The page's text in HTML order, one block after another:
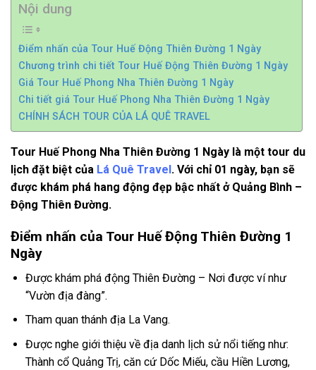
Nội dung
Điểm nhấn của Tour Huế Động Thiên Đường 1 Ngày
Chương trình chi tiết Tour Huế Động Thiên Đường 1 Ngày
Giá Tour Huế Phong Nha Thiên Đường 1 Ngày
Chi tiết giá Tour Huế Phong Nha Thiên Đường 1 Ngày
CHÍNH SÁCH TOUR CỦA LÁ QUÊ TRAVEL
Tour Huế Phong Nha Thiên Đường 1 Ngày là một tour du
lịch đặt biệt của Lá Quê Travel . Với chỉ 01 ngày, bạn sẽ
được khám phá hang động đẹp bậc nhất ở Quảng Bình –
Động Thiên Đường.
Điểm nhấn của Tour Huế Động Thiên Đường 1
Ngày
Được khám phá động Thiên Đường – Nơi được ví như
“Vườn địa đàng”.
Tham quan thánh địa La Vang.
Được nghe giới thiệu về địa danh lịch sử nổi tiếng như:
Thành cổ Quảng Trị, căn cứ Dốc Miếu, cầu Hiền Lương,